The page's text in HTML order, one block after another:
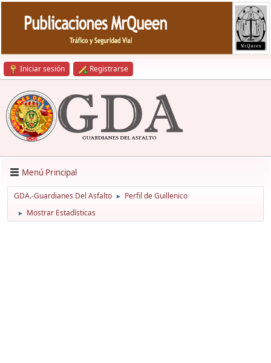
Iniciar sesión Registrarse
Menú Principal
GDA.-Guardianes Del Asfalto ► Perfil de Guillenico
► Mostrar Estadísticas